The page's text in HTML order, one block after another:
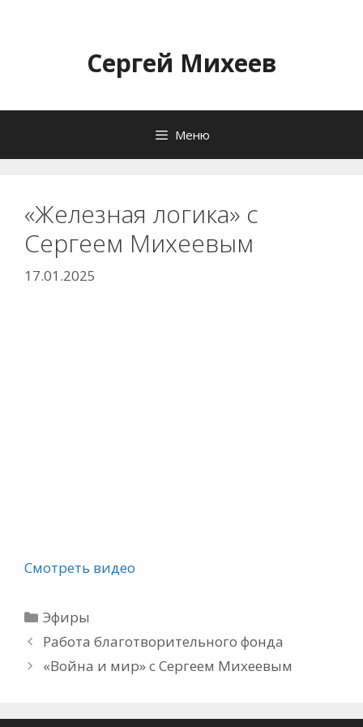
содержимомуСергей Михеев
Меню
«Железная логика» с
Сергеем Михеевым
17.01.2025
Смотреть видео
Рубрики
Эфиры
Работа благотворительного фонда
«Война и мир» с Сергеем Михеевым